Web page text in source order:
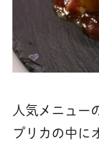
人気メニュー
プリカの中に